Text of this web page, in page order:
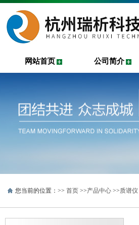
网站首页 公司简介
您当前的位置：>> 首页 >>产品中心 >>质谱仪